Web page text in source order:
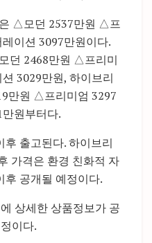
△모던 2537만원 △프
이션 3097만원이다.
던 2468만원 △프리미
3029만원, 하이브리
만원 △프리미엄 3297
원부터다.
출고된다. 하이브리
가격은 환경 친화적 자
후 공개될 예정이다.
상세한 상품정보가 공
이다.